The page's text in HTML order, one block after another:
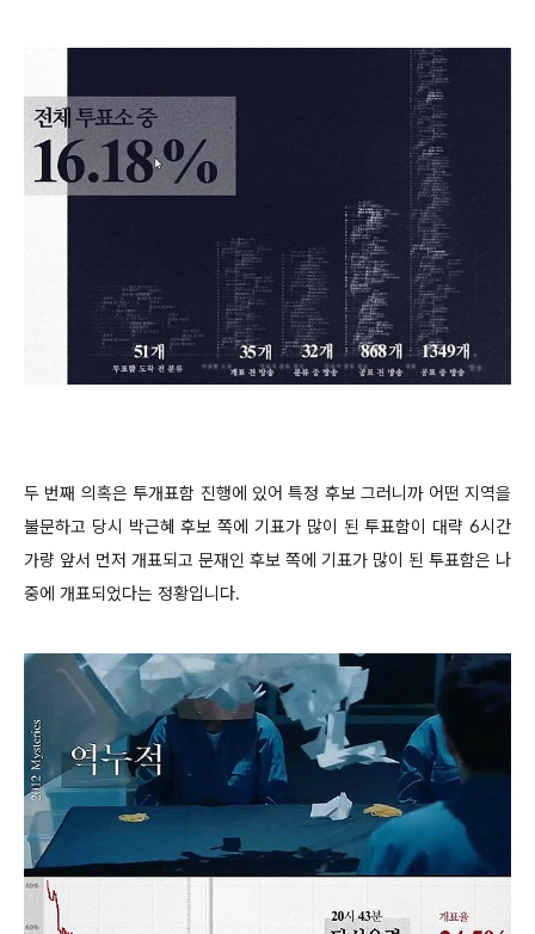
두 번째 의혹은 투개표함 진행에 있어 특정 후보 그러니까 어떤 지역을
불문하고 당시 박근혜 후보 쪽에 기표가 많이 된 투표함이 대략 6시간
가량 앞서 먼저 개표되고 문재인 후보 쪽에 기표가 많이 된 투표함은 나
중에 개표되었다는 정황입니다.